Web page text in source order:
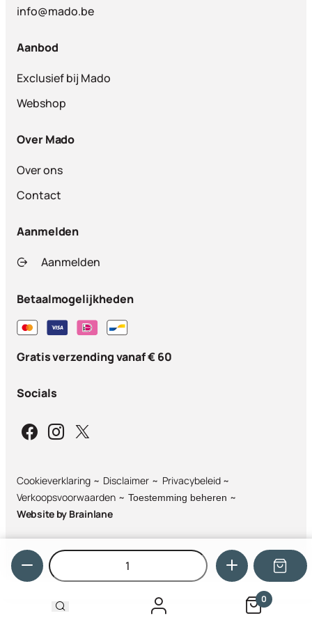
0
Hoeveelheid
info@mado.be
Aanbod
Exclusief bij Mado
Webshop
Over Mado
Over ons
Contact
Aanmelden
Aanmelden
Betaalmogelijkheden
Gratis verzending vanaf € 60
Socials
Cookieverklaring Disclaimer
Privacybeleid
Verkoopsvoorwaarden
Toestemming beheren
Website by Brainlane